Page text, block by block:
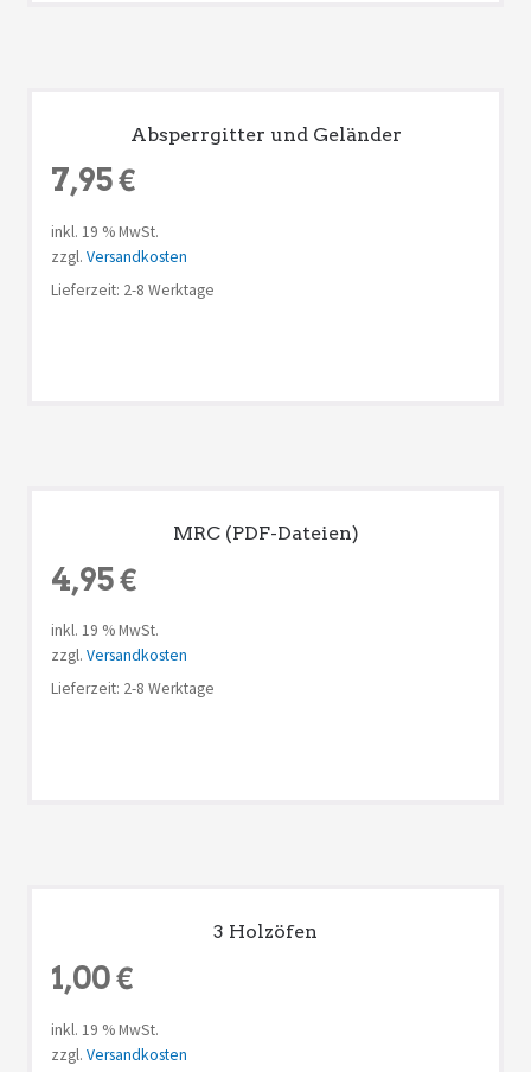
Absperrgitter und Geländer
7,95€
inkl. 19 % MwSt.
zzgl. Versandkosten
Lieferzeit: 2-8 Werktage
MRC (PDF-Dateien)
4,95€
inkl. 19 % MwSt.
zzgl. Versandkosten
Lieferzeit: 2-8 Werktage
3 Holzöfen
1,00€
inkl. 19 % MwSt.
zzgl. Versandkosten